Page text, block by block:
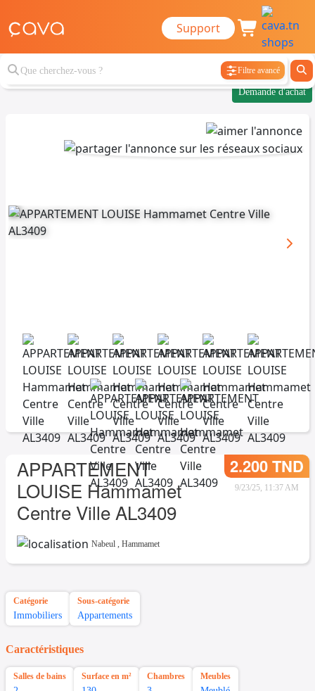
Support
Filtre avancé
Demande d'achat
APPARTEMENT
LOUISE Hammamet
Centre Ville AL3409
2.200 TND
9/23/25, 11:37 AM
Nabeul , Hammamet
Catégorie
Immobiliers
Sous-catégorie
Appartements
Caractéristiques
Salles de bains Surface en m² Chambres Meubles